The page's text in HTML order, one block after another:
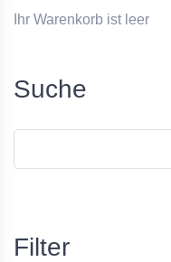
Ihr Warenkorb ist leer
Suche
Filter